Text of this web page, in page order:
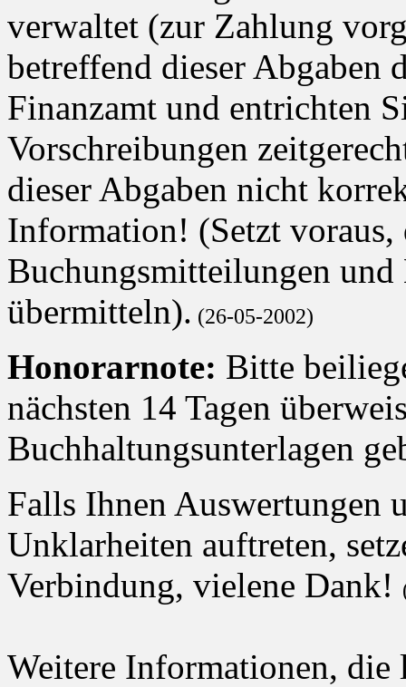
verwaltet (zur Zahlung
betreffend dieser Abgaben
Finanzamt und entrichten
Vorschreibungen
dieser Abgaben nicht
Information! (Setzt voraus,
Buchungsmitteilungen und
übermitteln). (26-05-2002)
Honorarnote: Bitte
nächsten 14 Tagen
Buchhaltungsunterlagen
Falls Ihnen Auswertungen
Unklarheiten auftreten,
Verbindung, vielene Dank!
Weitere Informationen, die